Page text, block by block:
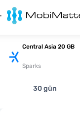
Central Asia 20 GB
Sparks
30 gün